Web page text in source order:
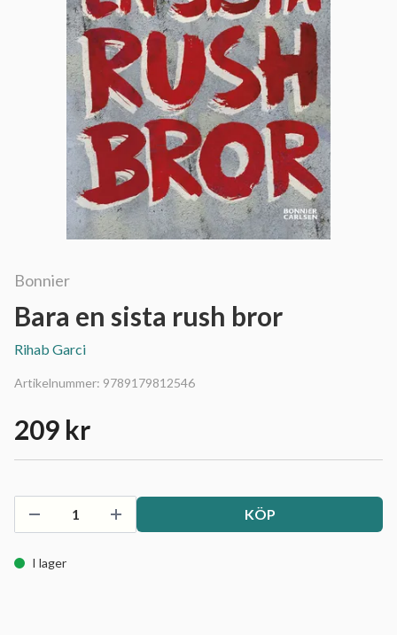
Bonnier
Bara en sista rush bror
Rihab Garci
Artikelnummer: 9789179812546
209 kr
KÖP
I lager